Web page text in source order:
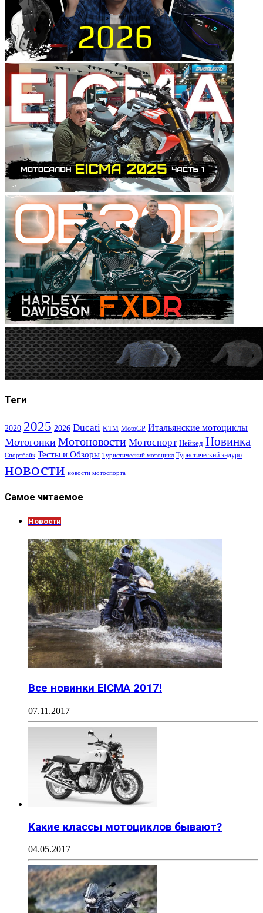
Теги
2020 2025 2026 Ducati KTM MotoGP Итальянские мотоциклы
Мотогонки Мотоновости Мотоспорт Нейкед Новинка
Спортбайк Тесты и Обзоры Туристический мотоцикл Туристический эндуро
новости новости мотоспорта
Самое читаемое
Новости
Все новинки EICMA 2017!
07.11.2017
Какие классы мотоциклов бывают?
04.05.2017